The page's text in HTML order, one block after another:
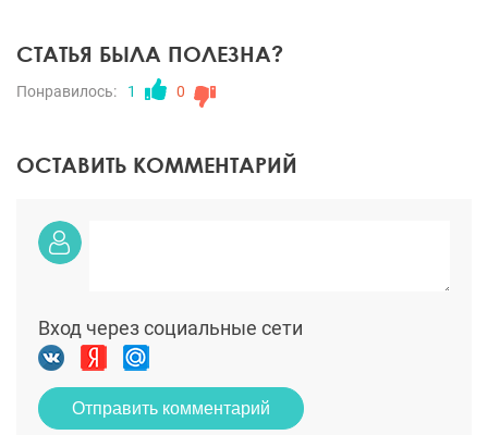
СТАТЬЯ БЫЛА ПОЛЕЗНА?
Понравилось: 1 0
ОСТАВИТЬ КОММЕНТАРИЙ
Вход через социальные сети
Отправить комментарий